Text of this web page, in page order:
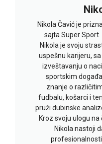
Nikola Čavić je
sajta Super Sport.
Nikola je svoju
uspešnu karijeru,
izveštavanju o
sportskim
znanje o
fudbalu, košarci i
pruži dubinske
Kroz svoju ulogu
Nikola nastoji